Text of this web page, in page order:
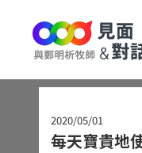
2020/05/01
每天寶貴地